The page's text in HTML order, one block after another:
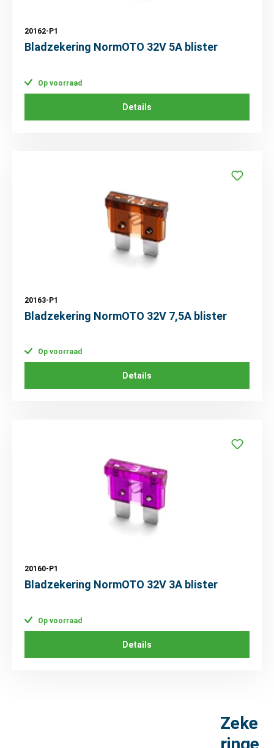
20162-P1
Bladzekering NormOTO 32V 5A blister
Op voorraad
Details
20163-P1
Bladzekering NormOTO 32V 7,5A blister
Op voorraad
Details
20160-P1
Bladzekering NormOTO 32V 3A blister
Op voorraad
Details
Zeke